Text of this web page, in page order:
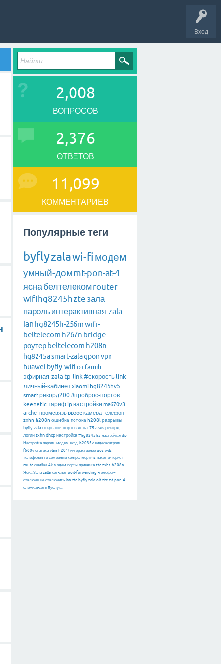
Вход
2,008
ВОПРОСОВ
2,376
ОТВЕТОВ
11,099
КОММЕНТАРИЕВ
Популярные теги
byflyzalawi-fi модем
умный-домmt-pon-at-4
яснабелтелекомrouter
wifi hg8245hzteзала
пароль интерактивная-zala
lan hg8245h-256mwifi-
beltelecom h267n bridge
роутерbeltelecom h208n
hg8245asmart-zalagponvpn
huawei byfly-wifiот famili
эфирная-zala tp-link #скорость link
личный-кабинетxiaomi hg8245hv5
smartрекорд200#проброс-портов
keeneticтариф ipнастройки ma670v3
archerпромсвязьpppoeкамерателефон
zxhn-h208n ошибка-потока h208l разрывы
byfly-zala открытие-портов ясна-75 asus рекорд
логин zxhn dhcp настройка #hg8245h5 настройка-rdp
Настройка пароль-модем-вход ls2035v видеоконтроль
f660v статика vlan h201l интерактивное qos wds
телефония тв семейный контроллер ims пакет интернет
route ошибка 4k модем-порты-привязка zte-zxhn-h208n
Ясна Зала zalla хот-спот port-forwarding -телефон-
отключение-отключить lan-zte-byfly-zala olt zte-mt-pon-4
сложная-сеть #услуга